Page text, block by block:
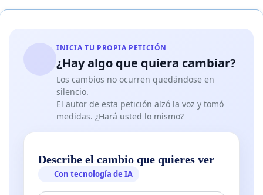
INICIA TU PROPIA PETICIÓN
¿Hay algo que quiera cambiar?
Los cambios no ocurren quedándose en
silencio.
El autor de esta petición alzó la voz y tomó
medidas. ¿Hará usted lo mismo?
Describe el cambio que quieres ver
Con tecnología de IA